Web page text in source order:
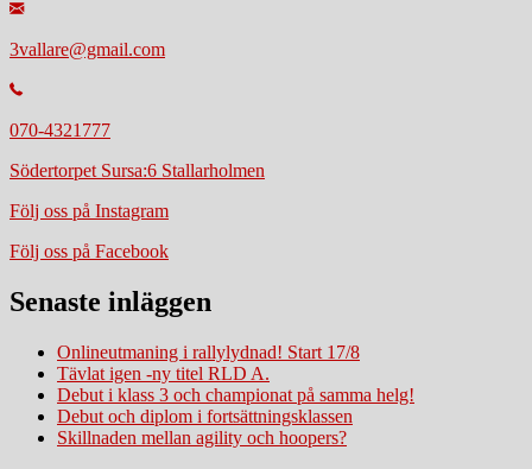
3vallare@gmail.com
070-4321777
Södertorpet Sursa:6 Stallarholmen
Följ oss på Instagram
Följ oss på Facebook
Senaste inläggen
Onlineutmaning i rallylydnad! Start 17/8
Tävlat igen -ny titel RLD A.
Debut i klass 3 och championat på samma helg!
Debut och diplom i fortsättningsklassen
Skillnaden mellan agility och hoopers?